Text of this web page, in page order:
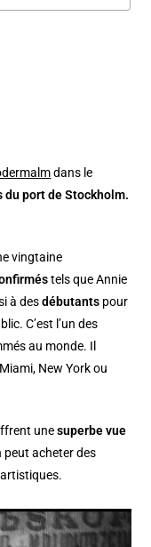
dans le
du port de Stockholm.
vingtaine
tels que Annie
à desdébutants pour
C’est l’un des
au monde. Il
New York ou
unesuperbe vue
peut acheter des